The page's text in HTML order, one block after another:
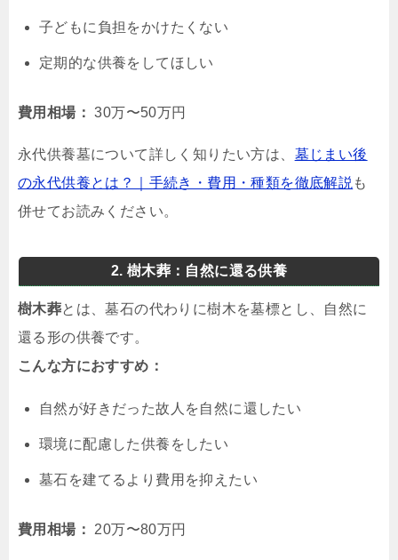
子どもに負担をかけたくない
定期的な供養をしてほしい
費用相場： 30万〜50万円
永代供養墓について詳しく知りたい方は、 墓じまい後
の永代供養とは？｜手続き・費用・種類を徹底解説 も
併せてお読みください。
2. 樹木葬：自然に還る供養
樹木葬とは、墓石の代わりに樹木を墓標とし、自然に
還る形の供養です。
こんな方におすすめ：
自然が好きだった故人を自然に還したい
環境に配慮した供養をしたい
墓石を建てるより費用を抑えたい
費用相場： 20万〜80万円